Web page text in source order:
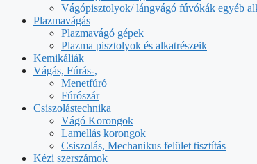
Vágópisztolyok/ lángvágó fúvókák egyéb
Plazmavágás
Plazmavágó gépek
Plazma pisztolyok és alkatrészeik
Kemikáliák
Vágás, Fúrás-,
Menetfúró
Fúrószár
Csiszolástechnika
Vágó Korongok
Lamellás korongok
Csiszolás, Mechanikus felület tisztítás
Kézi szerszámok